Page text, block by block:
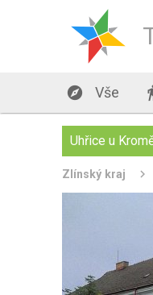
 Vše
Uhřice u
Zlínský kraj